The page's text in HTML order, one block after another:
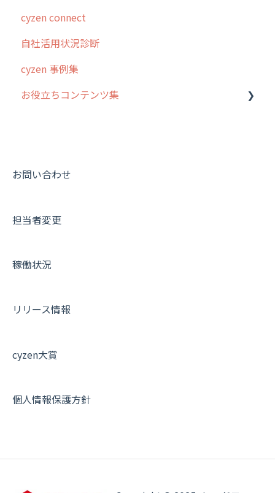
cyzen connect
自社活用状況診断
cyzen 事例集
お役立ちコンテンツ集
動画集：共通
お問い合わせ
担当者変更
稼働状況
リリース情報
cyzen大賞
個人情報保護方針